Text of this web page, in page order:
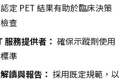
定 PET 結果有助於臨床決策
查
務提供者： 確保示蹤劑使用
準
讀與報告： 採用既定規範，以